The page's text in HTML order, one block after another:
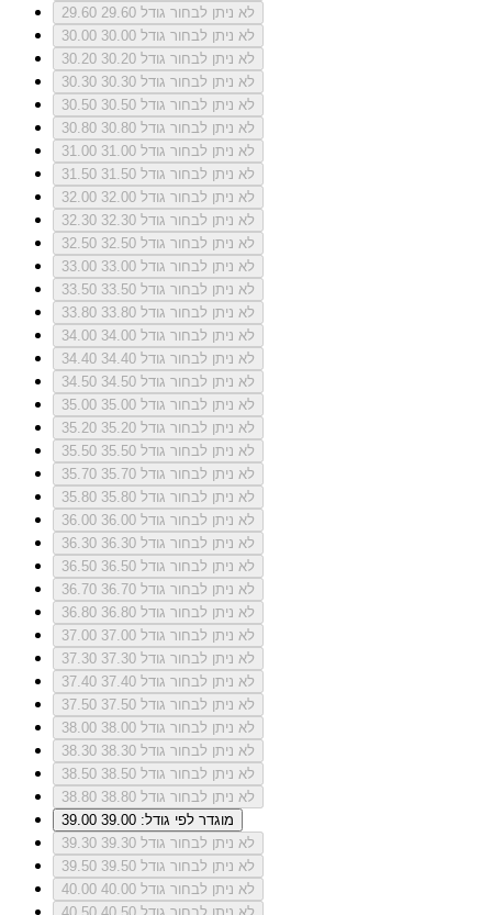
29.60
לא ניתן לבחור גודל 29.60
30.00
לא ניתן לבחור גודל 30.00
30.20
לא ניתן לבחור גודל 30.20
30.30
לא ניתן לבחור גודל 30.30
30.50
לא ניתן לבחור גודל 30.50
30.80
לא ניתן לבחור גודל 30.80
31.00
לא ניתן לבחור גודל 31.00
31.50
לא ניתן לבחור גודל 31.50
32.00
לא ניתן לבחור גודל 32.00
32.30
לא ניתן לבחור גודל 32.30
32.50
לא ניתן לבחור גודל 32.50
33.00
לא ניתן לבחור גודל 33.00
33.50
לא ניתן לבחור גודל 33.50
33.80
לא ניתן לבחור גודל 33.80
34.00
לא ניתן לבחור גודל 34.00
34.40
לא ניתן לבחור גודל 34.40
34.50
לא ניתן לבחור גודל 34.50
35.00
לא ניתן לבחור גודל 35.00
35.20
לא ניתן לבחור גודל 35.20
35.50
לא ניתן לבחור גודל 35.50
35.70
לא ניתן לבחור גודל 35.70
35.80
לא ניתן לבחור גודל 35.80
36.00
לא ניתן לבחור גודל 36.00
36.30
לא ניתן לבחור גודל 36.30
36.50
לא ניתן לבחור גודל 36.50
36.70
לא ניתן לבחור גודל 36.70
36.80
לא ניתן לבחור גודל 36.80
37.00
לא ניתן לבחור גודל 37.00
37.30
לא ניתן לבחור גודל 37.30
37.40
לא ניתן לבחור גודל 37.40
37.50
לא ניתן לבחור גודל 37.50
38.00
לא ניתן לבחור גודל 38.00
38.30
לא ניתן לבחור גודל 38.30
38.50
לא ניתן לבחור גודל 38.50
38.80
לא ניתן לבחור גודל 38.80
39.00
מוגדר לפי גודל: 39.00
39.30
לא ניתן לבחור גודל 39.30
39.50
לא ניתן לבחור גודל 39.50
40.00
לא ניתן לבחור גודל 40.00